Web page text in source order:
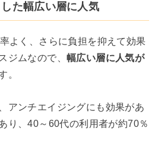
た幅広い層に人気
よく、さらに負担を抑えて効果
ジムなので、幅広い層に人気が
。
アンチエイジングにも効果があ
り、40～60代の利用者が約70％